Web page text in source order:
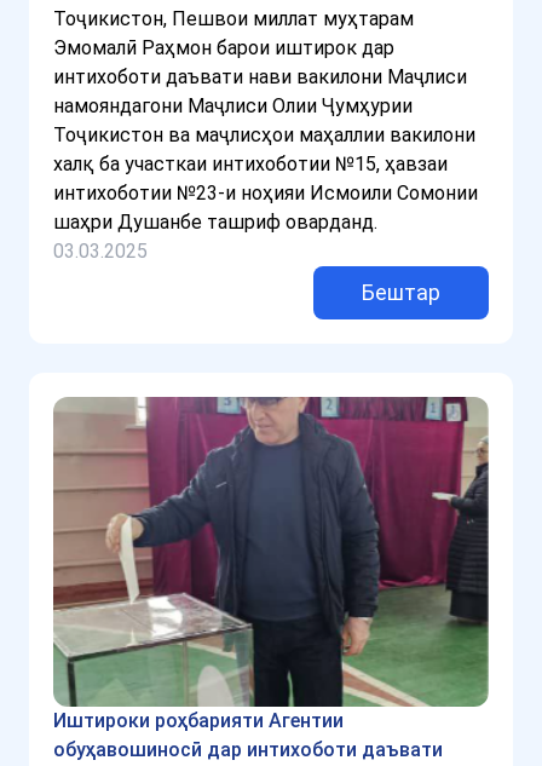
Тоҷикистон, Пешвои миллат муҳтарам
Эмомалӣ Раҳмон барои иштирок дар
интихоботи даъвати нави вакилони Маҷлиси
намояндагони Маҷлиси Олии Ҷумҳурии
Тоҷикистон ва маҷлисҳои маҳаллии вакилони
халқ ба участкаи интихоботии №15, ҳавзаи
интихоботии №23-и ноҳияи Исмоили Сомонии
шаҳри Душанбе ташриф оварданд.
03.03.2025
Бештар
Иштироки роҳбарияти Агентии
обуҳавошиносӣ дар интихоботи даъвати